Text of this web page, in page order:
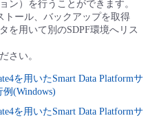
ラム
ン）を行うことができます。
トール、バックアップを取得
を用いて別のSDPF環境へリス
さい。
を用いたSmart Data Platformサ
(Windows)
を用いたSmart Data Platformサ